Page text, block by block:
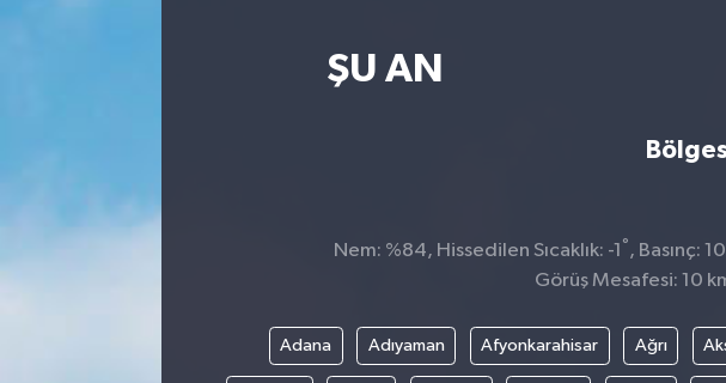
ŞU AN
Nem: %84, Hissedilen Sıcaklık: -1 ° , Basınç:
Görüş Mesafesi: 10
Adana Adıyaman Afyonkarahisar Ağrı